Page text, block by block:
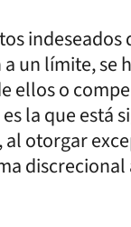
indeseados
un límite, se
ellos o
la que está
otorgar
discrecional